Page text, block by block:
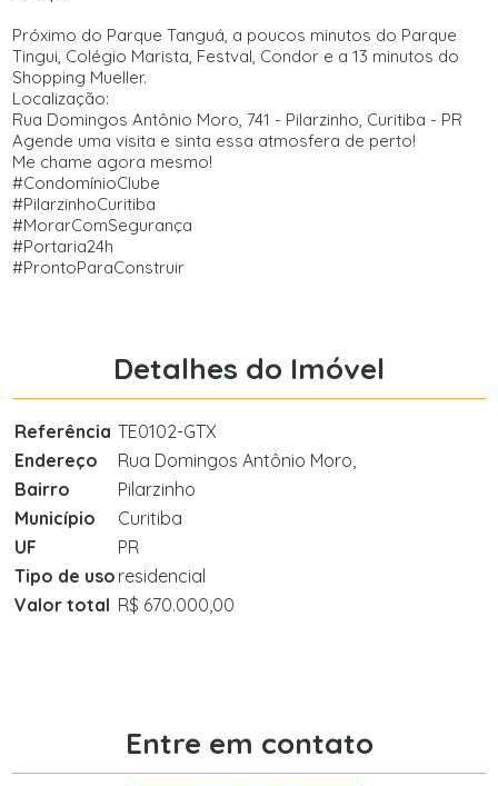
Próximo do Parque Tanguá, a poucos minutos do Parque
Tingui, Colégio Marista, Festval, Condor e a 13 minutos do
Shopping Mueller.
Localização:
Rua Domingos Antônio Moro, 741 - Pilarzinho, Curitiba - PR
Agende uma visita e sinta essa atmosfera de perto!
Me chame agora mesmo!
#CondomínioClube
#PilarzinhoCuritiba
#MorarComSegurança
#Portaria24h
#ProntoParaConstruir
Detalhes do Imóvel
Referência TE0102-GTX
Endereço
Rua Domingos Antônio Moro,
Bairro
Pilarzinho
Município
Curitiba
UF
PR
Tipo de uso residencial
Valor total R$ 670.000,00
Entre em contato